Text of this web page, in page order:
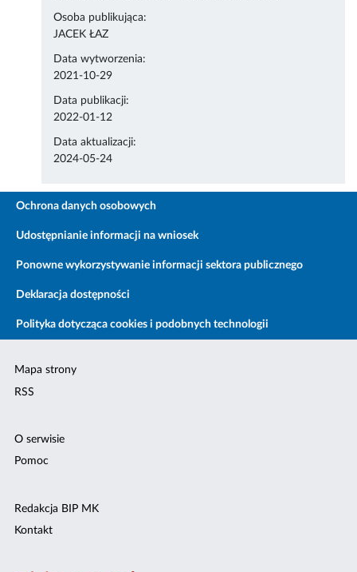
Osoba publikująca:
JACEK ŁAZ
Data wytworzenia:
2021-10-29
Data publikacji:
2022-01-12
Data aktualizacji:
2024-05-24
Ochrona danych osobowych
Udostępnianie informacji na wniosek
Ponowne wykorzystywanie informacji sektora publicznego
Deklaracja dostępności
Polityka dotycząca cookies i podobnych technologii
Mapa strony
RSS
O serwisie
Pomoc
Redakcja BIP MK
Kontakt